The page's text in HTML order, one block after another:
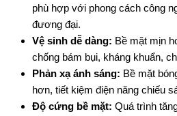
phù hợp với phong cách công
đương đại.
Vệ sinh dễ dàng: Bề mặt mịn
chống bám bụi, kháng khuẩn,
Phản xạ ánh sáng: Bề mặt
hơn, tiết kiệm điện năng chiếu
Độ cứng bề mặt: Quá trình